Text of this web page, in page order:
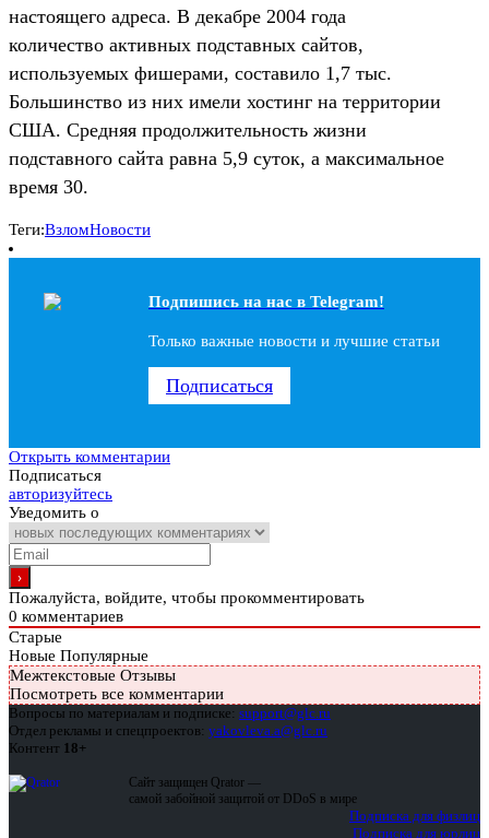
настоящего адреса. В декабре 2004 года
количество активных подставных сайтов,
используемых фишерами, составило 1,7 тыс.
Большинство из них имели хостинг на территории
США. Средняя продолжительность жизни
подставного сайта равна 5,9 суток, а максимальное
время 30.
Теги:ВзломНовости
Подпишись на наc в Telegram!
Только важные новости и лучшие статьи
Подписаться
Открыть комментарии
Подписаться
авторизуйтесь
Уведомить о
Пожалуйста, войдите, чтобы прокомментировать
0 комментариев
Старые
Новые Популярные
Межтекстовые Отзывы
Посмотреть все комментарии
Вопросы по материалам и подписке: support@glc.ru
Отдел рекламы и спецпроектов: yakovleva.a@glc.ru
Контент 18+
Сайт защищен Qrator —
самой забойной защитой от DDoS в мире
Подписка для физлиц
Подписка для юрлиц